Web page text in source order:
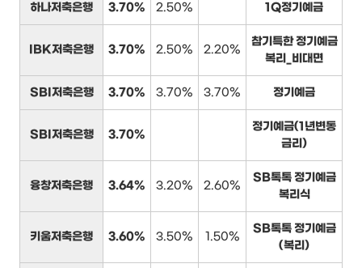
하나저축은행 3.70% 2.50% 1Q정기예금
IBK저축은행 3.70% 2.50% 2.20%
참기특한 정기예금
복리_비대면
SBI저축은행 3.70% 3.70% 3.70% 정기예금
SBI저축은행 3.70%
정기예금(1년변동
금리)
융창저축은행 3.64% 3.20% 2.60%
SB톡톡 정기예금
복리식
키움저축은행 3.60% 3.50% 1.50%
SB톡톡 정기예금
(복리)